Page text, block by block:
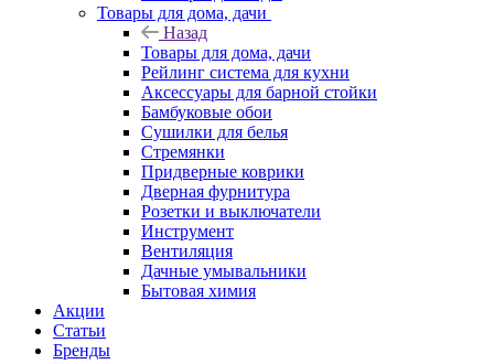
Товары для дома, дачи
Назад
Товары для дома, дачи
Рейлинг система для кухни
Аксессуары для барной стойки
Бамбуковые обои
Сушилки для белья
Стремянки
Придверные коврики
Дверная фурнитура
Розетки и выключатели
Инструмент
Вентиляция
Дачные умывальники
Бытовая химия
Акции
Статьи
Бренды